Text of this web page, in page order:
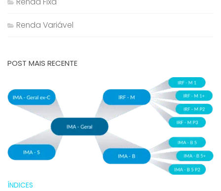
Renda Variável
POST MAIS RECENTE
ÍNDICES